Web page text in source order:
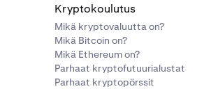
Kryptokoulutus
Mikä kryptovaluutta on?
Mikä Bitcoin on?
Mikä Ethereum on?
Parhaat kryptofutuurialustat
Parhaat kryptopörssit